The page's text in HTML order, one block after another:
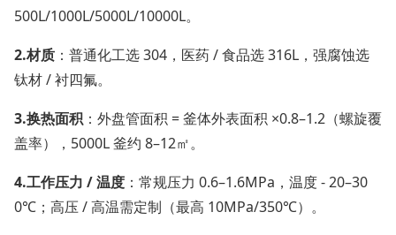
500L/1000L/5000L/10000L。
2.材质 ：普通化工选 304，医药 / 食品选 316L，强腐蚀选
钛材 / 衬四氟。
3.换热面积 ：外盘管面积 = 釜体外表面积 ×0.8–1.2（螺旋覆
盖率），5000L 釜约 8–12㎡。
4.工作压力 / 温度 ：常规压力 0.6–1.6MPa，温度 - 20–30
0℃；高压 / 高温需定制（最高 10MPa/350℃）。